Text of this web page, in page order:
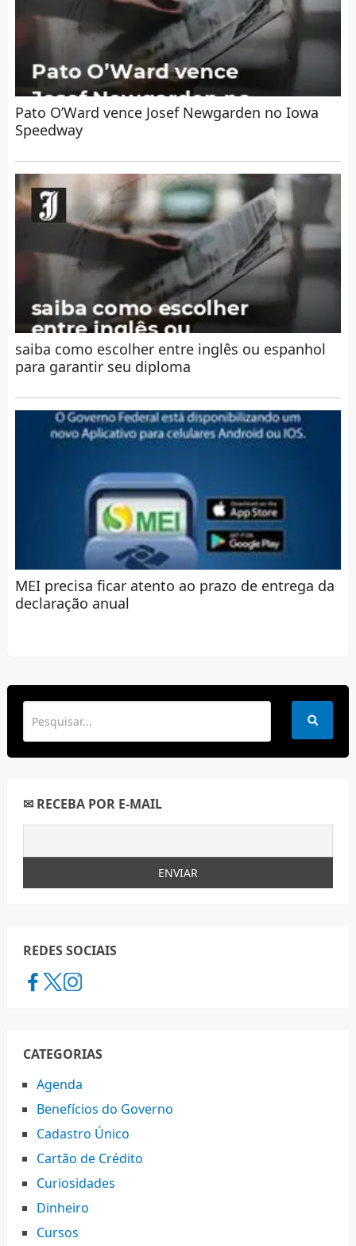
Pato O’Ward vence Josef Newgarden no Iowa
Speedway
saiba como escolher entre inglês ou espanhol
para garantir seu diploma
MEI precisa ficar atento ao prazo de entrega da
declaração anual
✉ RECEBA POR E-MAIL
REDES SOCIAIS
CATEGORIAS
Agenda
Benefícios do Governo
Cadastro Único
Cartão de Crédito
Curiosidades
Dinheiro
Cursos